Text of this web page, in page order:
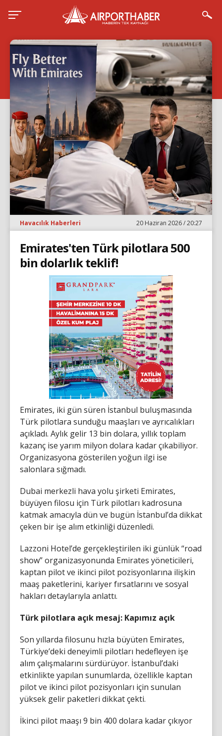
Havacılık Haberleri 20 Haziran 2026 / 20:27
Emirates'ten Türk pilotlara 500
bin dolarlık teklif!
Emirates, iki gün süren İstanbul buluşmasında
Türk pilotlara sunduğu maaşları ve ayrıcalıkları
açıkladı. Aylık gelir 13 bin dolara, yıllık toplam
kazanç ise yarım milyon dolara kadar çıkabiliyor.
Organizasyona gösterilen yoğun ilgi ise
salonlara sığmadı.
Dubai merkezli hava yolu şirketi Emirates,
büyüyen filosu için Türk pilotları kadrosuna
katmak amacıyla dün ve bugün İstanbul’da dikkat
çeken bir işe alım etkinliği düzenledi.
Lazzoni Hotel’de gerçekleştirilen iki günlük “road
show” organizasyonunda Emirates yöneticileri,
kaptan pilot ve ikinci pilot pozisyonlarına ilişkin
maaş paketlerini, kariyer fırsatlarını ve sosyal
hakları detaylarıyla anlattı.
Türk pilotlara açık mesaj: Kapımız açık
Son yıllarda filosunu hızla büyüten Emirates,
Türkiye’deki deneyimli pilotları hedefleyen işe
alım çalışmalarını sürdürüyor. İstanbul’daki
etkinlikte yapılan sunumlarda, özellikle kaptan
pilot ve ikinci pilot pozisyonları için sunulan
yüksek gelir paketleri dikkat çekti.
İkinci pilot maaşı 9 bin 400 dolara kadar çıkıyor